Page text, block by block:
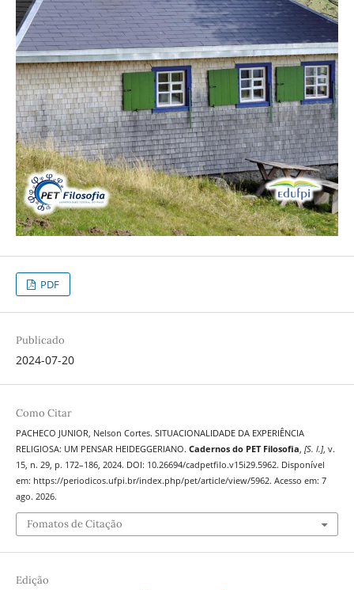
PDF
Publicado
2024-07-20
Como Citar
PACHECO JUNIOR, Nelson Cortes. SITUACIONALIDADE DA EXPERIÊNCIA
RELIGIOSA: UM PENSAR HEIDEGGERIANO. Cadernos do PET Filosofia [S. l.], v.
15, n. 29, p. 172–186, 2024. DOI: 10.26694/cadpetfilo.v15i29.5962. Disponível
em: https://periodicos.ufpi.br/index.php/pet/article/view/5962. Acesso em: 7
ago. 2026.
Fomatos de Citação
Edição